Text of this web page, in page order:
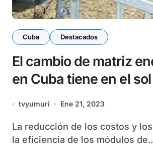
Cuba Destacados
El cambio de matriz
en Cuba tiene en el
garantía
tvyumuri Ene 21, 2023
La reducción de los costos y los aumentos de
la eficiencia de los módulos